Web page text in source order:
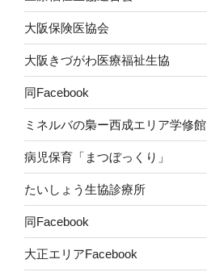
大阪保険医協会
大阪きづがわ医療福祉生協
同Facebook
ミネルバの梟ー西成エリア学修館
病児保育「まつぼっくり」
たいしょう生協診療所
同Facebook
大正エリアFacebook